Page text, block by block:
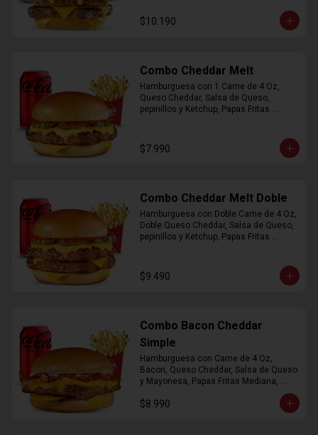
$10.190
Combo Cheddar Melt
Hamburguesa con 1 Carne de 4 Oz,
Queso Cheddar, Salsa de Queso,
pepinillos y Ketchup, Papas Fritas
$7.990
Combo Cheddar Melt Doble
Hamburguesa con Doble Carne de 4 Oz,
Doble Queso Cheddar, Salsa de Queso,
pepinillos y Ketchup, Papas Fritas
$9.490
Combo Bacon Cheddar
Simple
Hamburguesa con Carne de 4 Oz,
Bacon, Queso Cheddar, Salsa de Queso
y Mayonesa, Papas Fritas Mediana,
$8.990